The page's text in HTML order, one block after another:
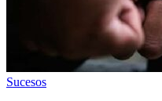
Sucesos